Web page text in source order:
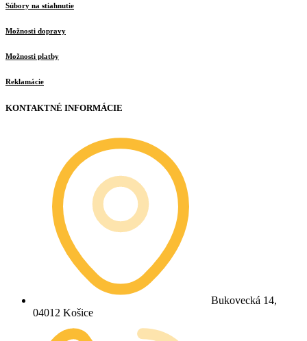
Súbory na stiahnutie
Možnosti dopravy
Možnosti platby
Reklamácie
KONTAKTNÉ INFORMÁCIE
Bukovecká 14,
04012 Košice